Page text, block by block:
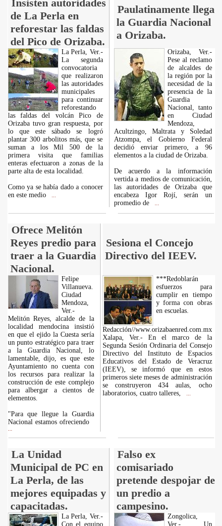
Insisten autoridades
de La Perla en
reforestar las faldas
del Pico de Orizaba.
Paulatinamente llega
la Guardia Nacional
a Orizaba.
La Perla, Ver.-
La segunda
convocatoria
que realizaron
las autoridades
municipales
para continuar
reforestando
las faldas del volcán Pico de
Orizaba tuvo gran respuesta, por
lo que este sábado se logró
plantar 300 arbolitos más, que se
suman a los Mil 500 de la
primera visita que familias
enteras efectuaron a zonas de la
parte alta de esta localidad.
Como ya se había dado a conocer
en este medio
Orizaba, Ver.-
Pese al reclamo
de alcaldes de
la región por la
necesidad de la
presencia de la
Guardia
Nacional, tanto
en Ciudad
Mendoza,
Acultzingo, Maltrata y Soledad
Atzompa, el Gobierno Federal
decidió enviar primero, a 96
elementos a la ciudad de Orizaba.
De acuerdo a la información
vertida a medios de comunicación,
las autoridades de Orizaba que
encabeza Igor Rojí, serán un
promedio de
Ofrece Melitón
Reyes predio para
traer a la Guardia
Nacional.
Sesiona el Concejo
Directivo del IEEV.
Felipe
Villanueva.
Ciudad
Mendoza,
Ver.-
Melitón Reyes, alcalde de la
localidad mendocina insistió
en que el ejido la Cuesta sería
un punto estratégico para traer
a la Guardia Nacional, lo
lamentable, dijo, es que este
Ayuntamiento no cuenta con
los recursos para realizar la
construcción de este complejo
para albergar a cientos de
elementos.
"Para que llegue la Guardia
Nacional estamos ofreciendo
***Redoblarán
esfuerzos para
cumplir en tiempo
y forma con obras
en escuelas.
Redacción//www.orizabaenred.com.mx
Xalapa, Ver.- En el marco de la
Segunda Sesión Ordinaria del Consejo
Directivo del Instituto de Espacios
Educativos del Estado de Veracruz
(IEEV), se informó que en estos
primeros siete meses de administración
se construyeron 434 aulas, ocho
laboratorios, cuatro talleres,
La Unidad
Municipal de PC en
La Perla, de las
mejores equipadas y
capacitadas.
Falso ex
comisariado
pretende despojar de
un predio a
campesino.
La Perla, Ver.-
Con el equipo
Zongolica,
Ver.- Un